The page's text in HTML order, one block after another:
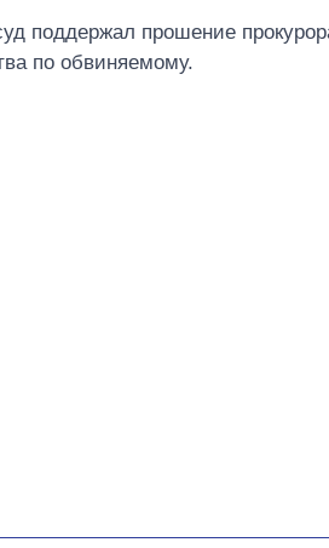
поддержал прошение
по обвиняемому.